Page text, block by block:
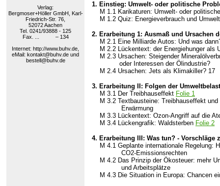
Verlag:
Bergmoser+Höller GmbH, Karl-
Friedrich-Str. 76,
52072 Aachen
Tel. 0241/93888 - 125
Fax. ... – 134
Internet: http://www.buhv.de,
eMail: kontakt@buhv.de und
bestell@buhv.de
1. Einstieg: Umwelt- oder politische
M 1.1 Karikaturen: Umwelt- oder
M 1.2 Quiz: Energieverbrauch und
2. Erarbeitung 1: Ausmaß und Ursachen
M 2.1 Eine Milliarde Autos: Und was
M 2.2 Lückentext: der Energiehunger als
M 2.3 Ursachen: Steigender
oder Interessen der Ölindustrie?
M 2.4 Ursachen: Jets als Klimakiller? 17
3. Erarbeitung II: Folgen der
M 3.1 Der Treibhauseffekt Folie 1
M 3.2 Textbausteine: Treibhauseffekt und
Erwärmung
M 3.3 Lückentext: Ozon-Angriff auf die
M 3.4 Lückengrafik: Waldsterben Folie 2
4. Erarbeitung III: Was tun? - Vorschläge
M 4.1 Geplante internationale Regelung:
CO2-Emissionsrechten
M 4.2 Das Prinzip der Ökosteuer: mehr
und Arbeitsplätze
M 4.3 Die Situation in Europa: Chancen